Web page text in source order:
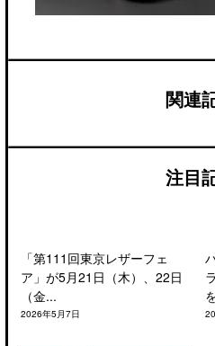
関連
注目
「第111回東京レザーフェ
ア」が5月21日（木）、22日
（金...
2026年5月7日